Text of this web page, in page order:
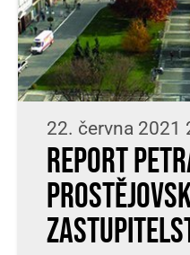
22. června 2021
Report